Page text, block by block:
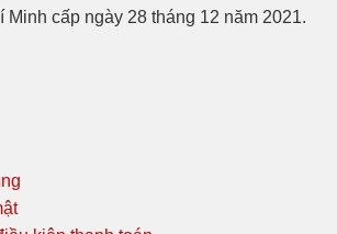
cấp ngày 28 tháng 12 năm 2021.